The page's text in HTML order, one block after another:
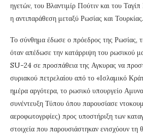
ηγετών, του Βλαντιμίρ Πούτιν και του
η αντιπαράθεση μεταξύ Ρωσίας και Τουρκίας.
Το σύνθημα έδωσε ο πρόεδρος της Ρωσίας,
όταν απέδωσε την κατάρριψη του ρωσικού
SU-24 σε προσπάθεια της Αγκυρας να
συριακού πετρελαίου από το «Ισλαμικό
ημέρα αργότερα, το ρωσικό υπουργείο
συνέντευξη Τύπου όπου παρουσίασε
αεροφωτογρφίες) προς υποστήριξη των
στοιχεία που παρουσιάστηκαν ενισχύουν τη